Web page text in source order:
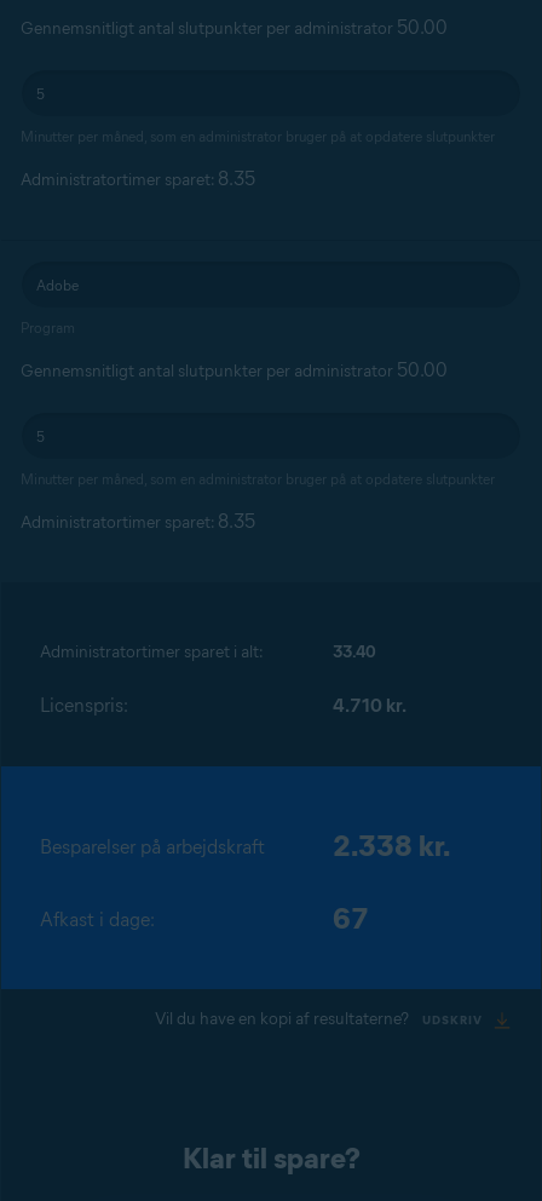
Gennemsnitligt antal slutpunkter per administrator 50.00
Minutter per måned, som en administrator bruger på at opdatere slutpunkter
Administratortimer sparet: 8.35
Program
Gennemsnitligt antal slutpunkter per administrator 50.00
Minutter per måned, som en administrator bruger på at opdatere slutpunkter
Administratortimer sparet: 8.35
Administratortimer sparet i alt: 33.40
Licenspris: 4.710 kr.
Besparelser på arbejdskraft 2.338 kr.
Afkast i dage: 67
Vil du have en kopi af resultaterne? UDSKRIV
Klar til spare?